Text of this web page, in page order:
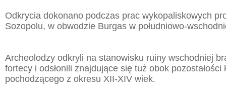
Odkrycia dokonano podczas prac wykopaliskowych
Sozopolu, w obwodzie Burgas w południowo-
Archeolodzy odkryli na stanowisku ruiny wschodniej
fortecy i odsłonili znajdujące się tuż obok pozostałości
pochodzącego z okresu XII-XIV wiek.